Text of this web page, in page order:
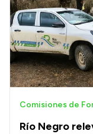
Río Negro
Comisiones de